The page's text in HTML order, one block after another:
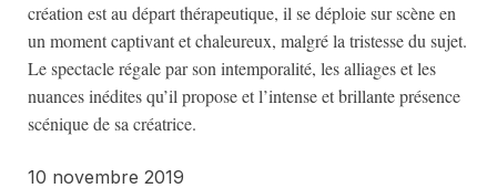
création est au départ thérapeutique, il se déploie sur scène en
un moment captivant et chaleureux, malgré la tristesse du sujet.
Le spectacle régale par son intemporalité, les alliages et les
nuances inédites qu’il propose et l’intense et brillante présence
scénique de sa créatrice.
10 novembre 2019